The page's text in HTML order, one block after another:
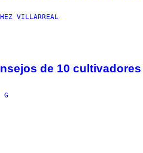
VILLARREAL
de 10
G